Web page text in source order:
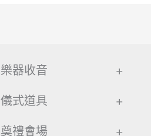
樂器收音 +
儀式道具 +
奠禮會場 +